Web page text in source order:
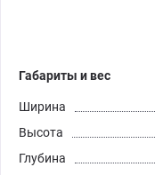
Габариты и вес
Ширина
Высота
Глубина